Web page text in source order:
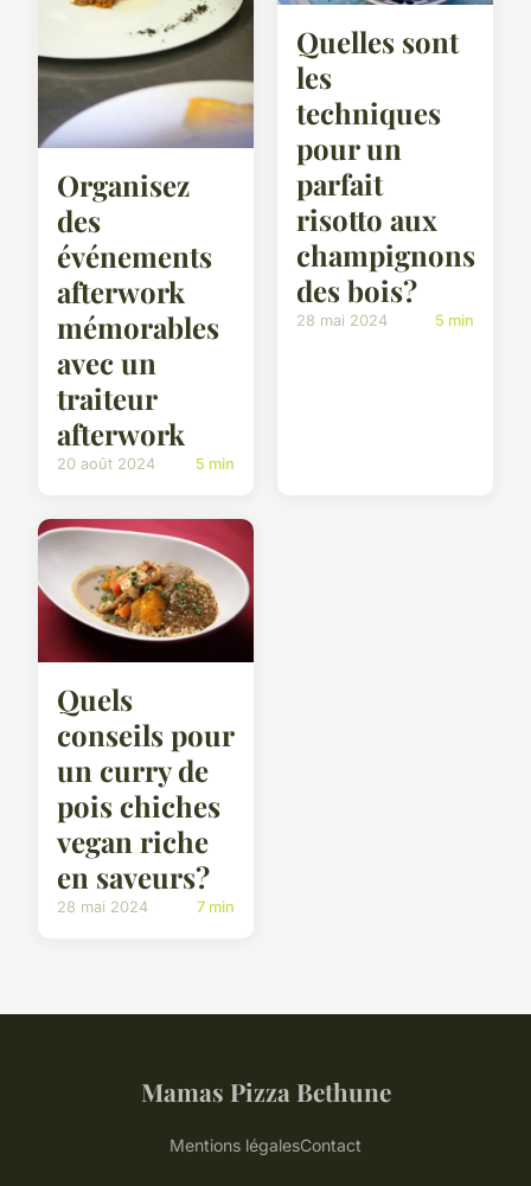
Organisez
des
événements
afterwork
mémorables
avec un
traiteur
afterwork
20 août 2024 5 min
Quelles sont
les
techniques
pour un
parfait
risotto aux
champignons
des bois?
28 mai 2024 5 min
Quels
conseils pour
un curry de
pois chiches
vegan riche
en saveurs?
28 mai 2024 7 min
Mamas Pizza Bethune
Mentions légalesContact